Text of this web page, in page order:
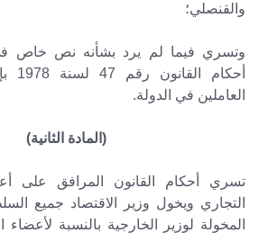
والقنصلي؛
وتسري فيما لم يرد بشأنه نص خاص في
العاملين في الدولة.
(المادة الثانية)
تسري أحكام القانون المرافق على
التجاري ويخول وزير الاقتصاد جميع
المخولة لوزير الخارجية بالنسبة لأعضاء